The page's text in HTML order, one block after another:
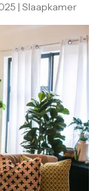
| Slaapkamer